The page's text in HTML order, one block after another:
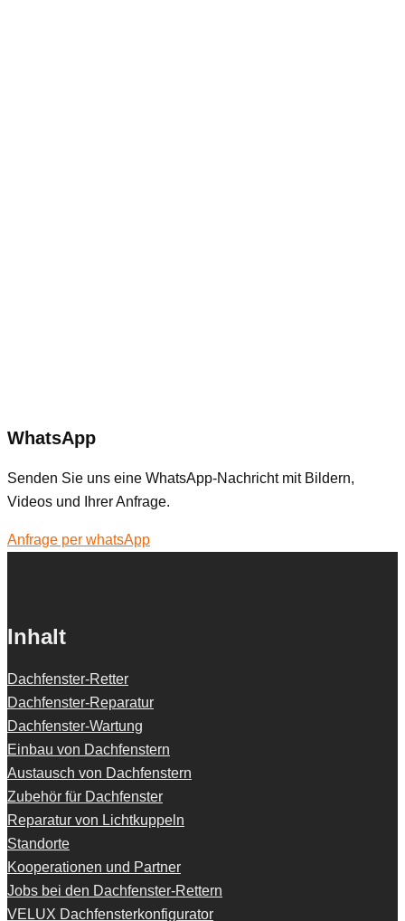
WhatsApp
Senden Sie uns eine WhatsApp-Nachricht mit Bildern,
Videos und Ihrer Anfrage.
Anfrage per whatsApp
Inhalt
Dachfenster-Retter
Dachfenster-Reparatur
Dachfenster-Wartung
Einbau von Dachfenstern
Austausch von Dachfenstern
Zubehör für Dachfenster
Reparatur von Lichtkuppeln
Standorte
Kooperationen und Partner
Jobs bei den Dachfenster-Rettern
VELUX Dachfensterkonfigurator